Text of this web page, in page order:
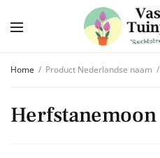
Home / Product Nederlandse naam /
Herfstanemoon